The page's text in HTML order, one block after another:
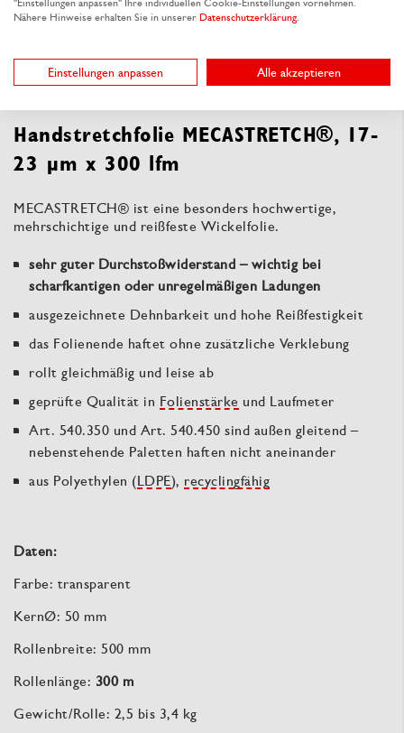
Produktbeschreibung
Handstretchfolie MECASTRETCH®, 17-
23 µm x 300 lfm
MECASTRETCH® ist eine besonders hochwertige,
mehrschichtige und reißfeste Wickelfolie.
sehr guter Durchstoßwiderstand – wichtig bei
scharfkantigen oder unregelmäßigen Ladungen
ausgezeichnete Dehnbarkeit und hohe Reißfestigkeit
das Folienende haftet ohne zusätzliche Verklebung
rollt gleichmäßig und leise ab
geprüfte Qualität in Folienstärke und Laufmeter
Art. 540.350 und Art. 540.450 sind außen gleitend –
nebenstehende Paletten haften nicht aneinander
aus Polyethylen (LDPE), recyclingfähig
Daten:
Farbe: transparent
KernØ: 50 mm
Rollenbreite: 500 mm
Rollenlänge: 300 m
Gewicht/Rolle: 2,5 bis 3,4 kg
"Einstellungen anpassen" Ihre individuellen Cookie-Einstellungen vornehmen.
Nähere Hinweise erhalten Sie in unserer Datenschutzerklärung.
Einstellungen anpassen Alle akzeptieren